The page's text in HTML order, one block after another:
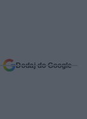
Dodaj do Google